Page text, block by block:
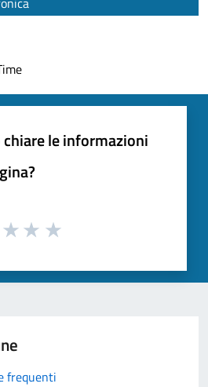
le informazioni
frequenti